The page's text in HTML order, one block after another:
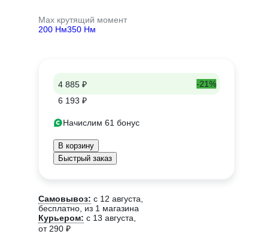
Max крутящий момент
200 Нм350 Нм
4 885 ₽
-21%
6 193 ₽
Начислим 61 бонус
В корзину
Быстрый заказ
Самовывоз: c 12 августа,
бесплатно , из 1 магазина
Курьером: c 13 августа,
от 290 ₽